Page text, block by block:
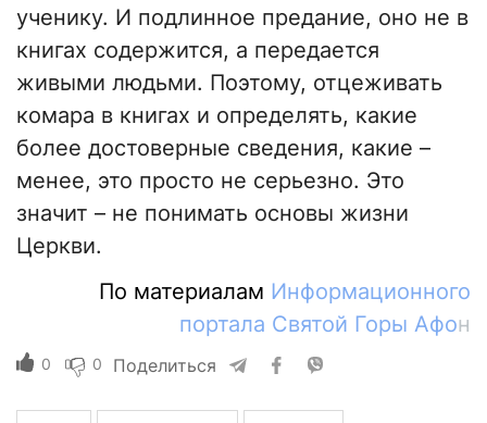
ученику. И подлинное предание, оно не в
книгах содержится, а передается
живыми людьми. Поэтому, отцеживать
комара в книгах и определять, какие
более достоверные сведения, какие –
менее, это просто не серьезно. Это
значит – не понимать основы жизни
Церкви.
По материалам Информационного
портала Святой Горы Афон
0 0 Поделиться